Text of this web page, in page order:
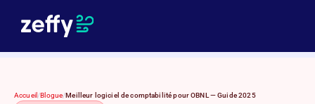
Accueil /Blogue/Meilleur logiciel de comptabilité pour OBNL — Guide 2025